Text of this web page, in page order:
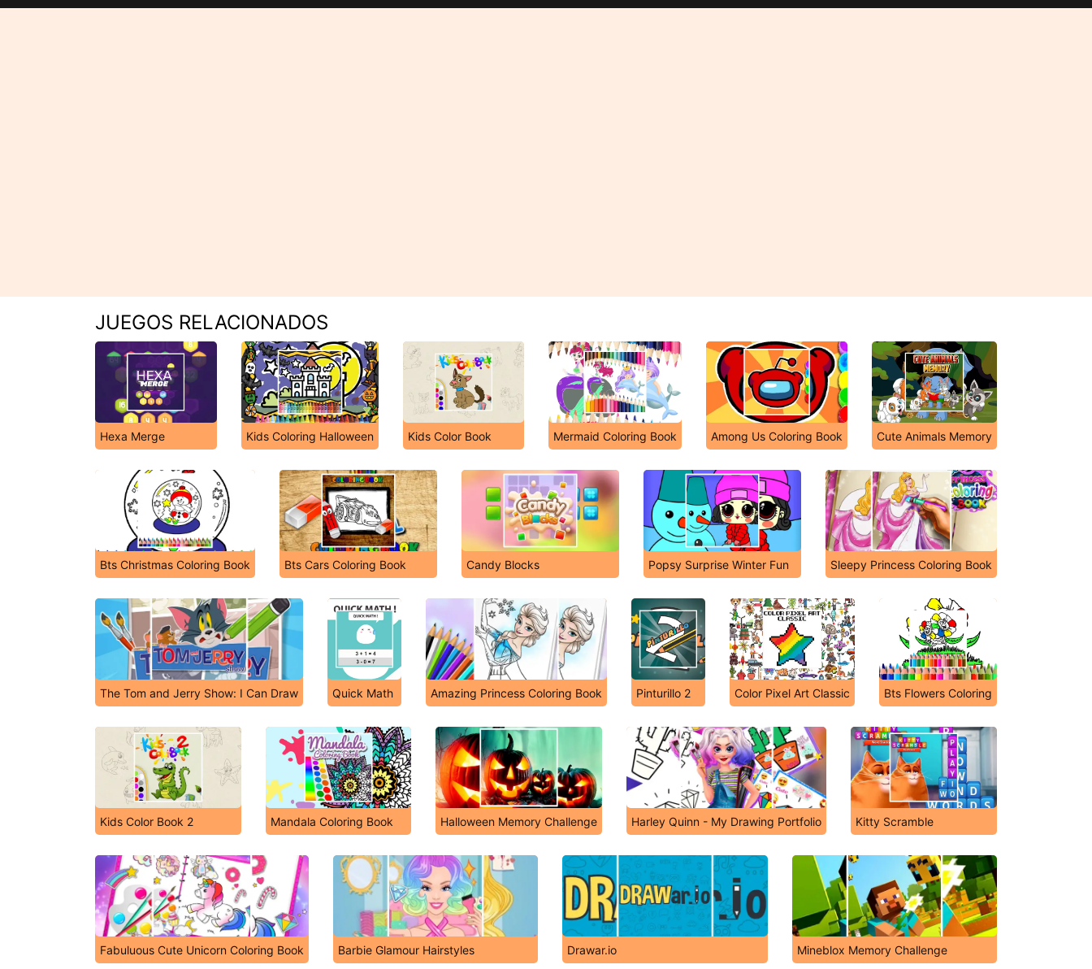
JUEGOS RELACIONADOS
Hexa Merge Kids Coloring Halloween Kids Color Book Mermaid Coloring Book Among Us Coloring Book Cute Animals Memory
Bts Christmas Coloring Book Bts Cars Coloring Book Candy Blocks Popsy Surprise Winter Fun Sleepy Princess Coloring Book
The Tom and Jerry Show: I Can Draw Quick Math Amazing Princess Coloring Book Pinturillo 2 Color Pixel Art Classic Bts Flowers Coloring
Kids Color Book 2 Mandala Coloring Book Halloween Memory Challenge Harley Quinn - My Drawing Portfolio Kitty Scramble
Fabuluous Cute Unicorn Coloring Book Barbie Glamour Hairstyles Drawar.io Mineblox Memory Challenge